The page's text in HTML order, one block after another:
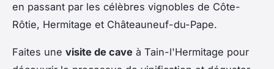
en passant par les célèbres vignobles de Côte-
Rôtie, Hermitage et Châteauneuf-du-Pape.
Faites une visite de cave à Tain-l'Hermitage pour